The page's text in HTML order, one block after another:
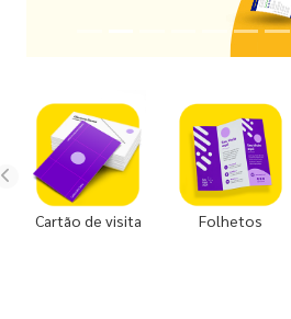
Cartão de visita Folhetos